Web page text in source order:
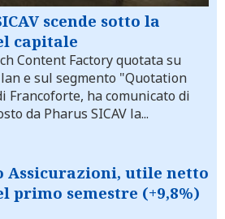
scende sotto la
capitale
Content Factory quotata su
e sul segmento "Quotation
Francoforte, ha comunicato di
da Pharus SICAV la...
Assicurazioni, utile netto
primo semestre (+9,8%)